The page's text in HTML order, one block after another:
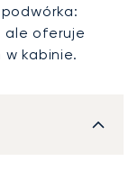
ale oferuje
kabinie.